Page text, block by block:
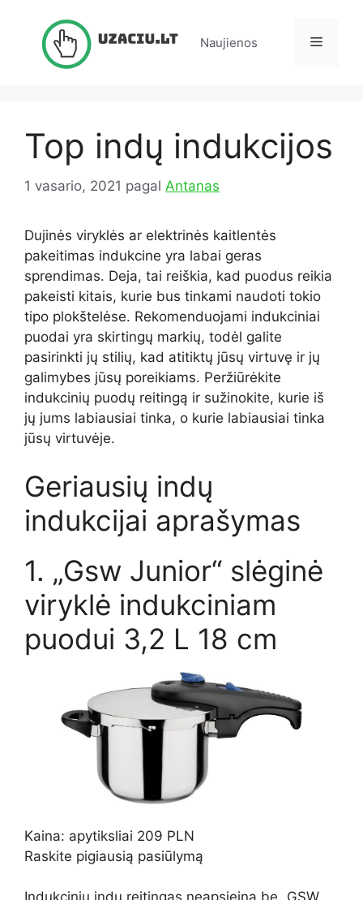
Naujienos Meniu
Top indų indukcijos
1 vasario, 2021 pagal Antanas
Dujinės viryklės ar elektrinės kaitlentės
pakeitimas indukcine yra labai geras
sprendimas. Deja, tai reiškia, kad puodus reikia
pakeisti kitais, kurie bus tinkami naudoti tokio
tipo plokštelėse. Rekomenduojami indukciniai
puodai yra skirtingų markių, todėl galite
pasirinkti jų stilių, kad atitiktų jūsų virtuvę ir jų
galimybes jūsų poreikiams. Peržiūrėkite
indukcinių puodų reitingą ir sužinokite, kurie iš
jų jums labiausiai tinka, o kurie labiausiai tinka
jūsų virtuvėje.
Geriausių indų
indukcijai aprašymas
1. „Gsw Junior“ slėginė
viryklė indukciniam
puodui 3,2 L 18 cm
Kaina: apytiksliai 209 PLN
Raskite pigiausią pasiūlymą